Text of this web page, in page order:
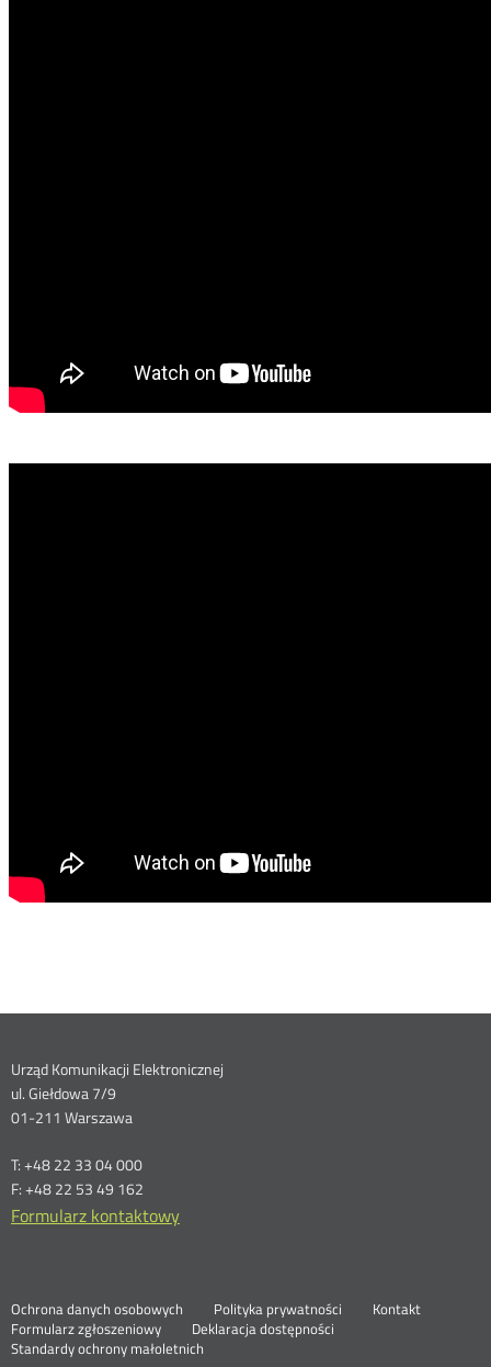
Dane
kontaktowe
Urząd Komunikacji Elektronicznej
ul. Giełdowa 7/9
01-211 Warszawa
T: +48 22 33 04 000
F: +48 22 53 49 162
Formularz kontaktowy
Ochrona danych osobowych Polityka prywatności
Kontakt
Formularz zgłoszeniowy
Nowa
karta
Deklaracja dostępności
Standardy ochrony małoletnich